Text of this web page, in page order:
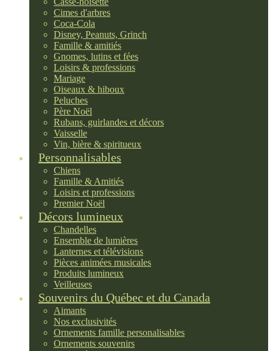
Cimes d'arbres
Coca-Cola
Disney, Peanuts, Grinch
Famille & amitiés
Gnomes, lutins et fées
Loisirs & professions
Mariage
Oiseaux & hiboux
Peluches
Père Noël
Rubans, guirlandes et décors
Vaisselle
Vin, bière & spiritueux
Personnalisables
Chiens
Famille & Amitiés
Loisirs et professions
Premier Noël
Décors lumineux
Chandelles
Ensemble de lumières
Lanternes et télévisions
Pièces animées musicales
Produits lumineux
Veilleuses
Souvenirs du Québec et du Canada
Aimants
Nos exclusivités
Ornements famille personalisables
Ornements souvenirs